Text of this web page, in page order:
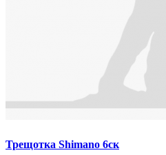
Трещотка Shimano 6ск